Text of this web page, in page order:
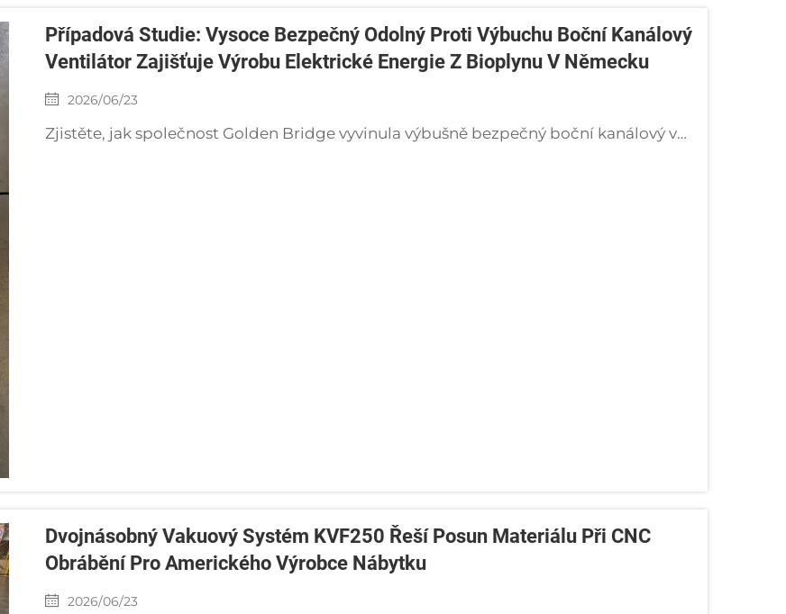
Případová Studie: Vysoce Bezpečný Odolný Proti Výbuchu Boční Kanálový
Ventilátor Zajišťuje Výrobu Elektrické Energie Z Bioplynu V Německu
2026/06/23
Zjistěte, jak společnost Golden Bridge vyvinula výbušně bezpečný boční kanálový ventilátor s certifikací Ex db IIC T4 Gb pro německou elektrárnu na bioplyn.
Dvojnásobný Vakuový Systém KVF250 Řeší Posun Materiálu Při CNC
Obrábění Pro Amerického Výrobce Nábytku
2026/06/23